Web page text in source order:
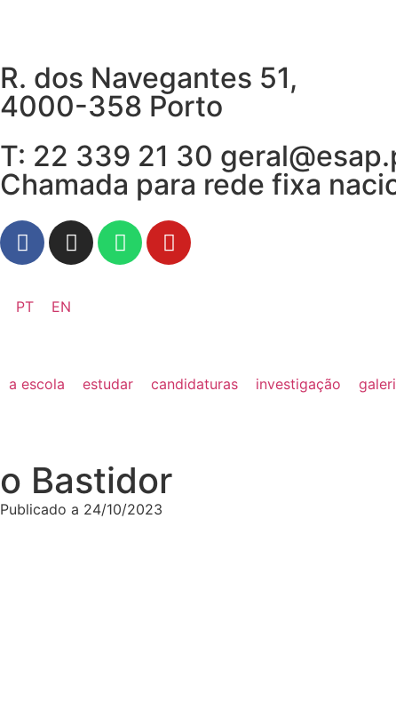
R. dos Navegantes 51,
4000-358 Porto
T: 22 339 21 30
Chamada para rede fixa
PT EN
a escola estudar candidaturas investigação
o Bastidor
Publicado a 24/10/2023